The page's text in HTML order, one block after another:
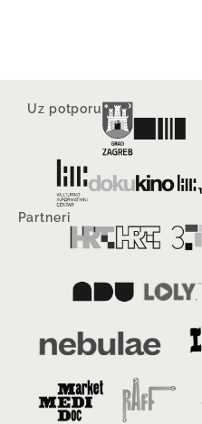
Uz potporu
Partneri